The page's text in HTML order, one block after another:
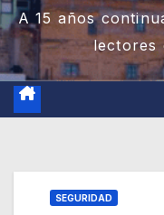
A 15 años
lectores
SEGURIDAD